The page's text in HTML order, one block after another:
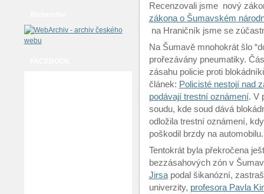
Recenzovali jsme nový
zákona o Šumavském
na Hraničník jsme se
Na Šumavě mnohokrát šlo
prořezávány pneumatiky.
zásahu policie proti
článek: Policisté nestojí nad
podávají trestní oznámení. V
soudu, kde soud dává
odložila trestní oznámení,
poškodil brzdy na automobilu.
Tentokrát byla překročena
bezzásahových zón v
Jirsapodal šikanózní,
univerzity, profesora Pavla